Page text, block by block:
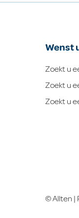
Wenst
Zoekt u
Zoekt u
Zoekt u
© Allten |